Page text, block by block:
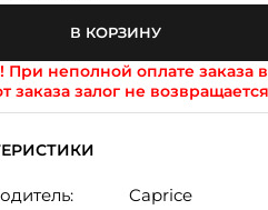
В КОРЗИНУ
При неполной оплате заказа
заказа залог не
Caprice